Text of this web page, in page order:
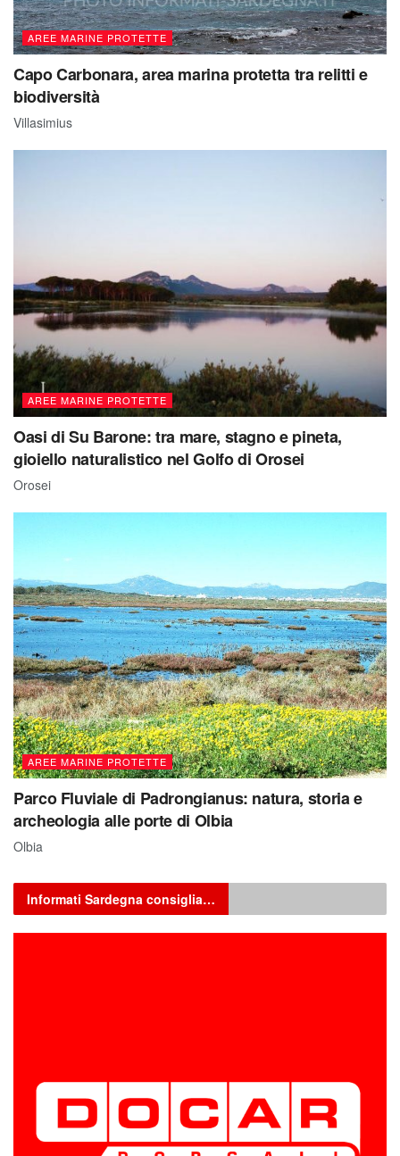
AREE MARINE PROTETTE
Capo Carbonara, area marina protetta tra relitti e
biodiversità
Villasimius
AREE MARINE PROTETTE
Oasi di Su Barone: tra mare, stagno e pineta,
gioiello naturalistico nel Golfo di Orosei
Orosei
AREE MARINE PROTETTE
Parco Fluviale di Padrongianus: natura, storia e
archeologia alle porte di Olbia
Olbia
Informati Sardegna consiglia…